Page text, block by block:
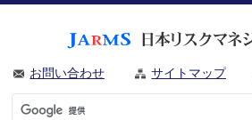
お問い合わせ サイトマップ